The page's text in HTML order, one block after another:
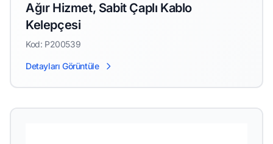
Ağır Hizmet, Sabit Çaplı Kablo
Kelepçesi
Kod: P200539
Detayları Görüntüle